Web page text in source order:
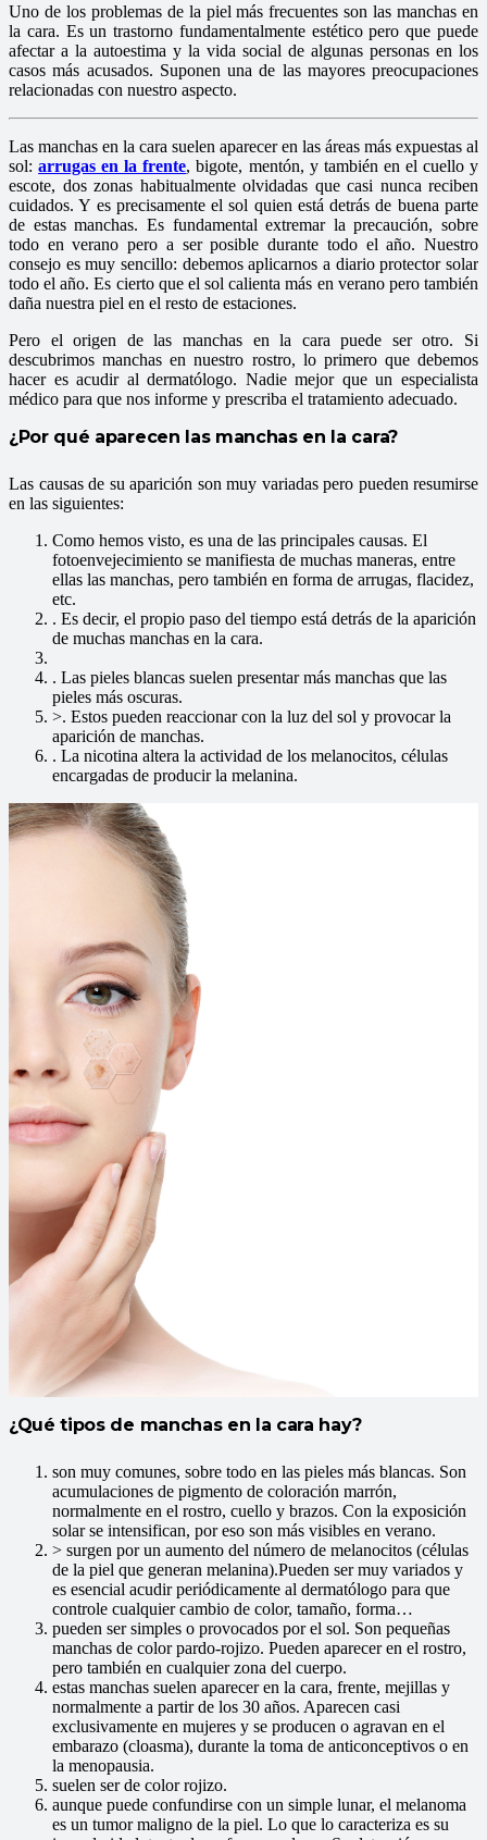
Uno de los problemas de la piel más frecuentes son las manchas en
la cara. Es un trastorno fundamentalmente estético pero que puede
afectar a la autoestima y la vida social de algunas personas en los
casos más acusados. Suponen una de las mayores preocupaciones
relacionadas con nuestro aspecto.
Las manchas en la cara suelen aparecer en las áreas más expuestas al
sol:arrugas en la frente, bigote, mentón, y también en el cuello y
escote, dos zonas habitualmente olvidadas que casi nunca reciben
cuidados. Y es precisamente el sol quien está detrás de buena parte
de estas manchas. Es fundamental extremar la precaución, sobre
todo en verano pero a ser posible durante todo el año. Nuestro
consejo es muy sencillo: debemos aplicarnos a diario protector solar
todo el año. Es cierto que el sol calienta más en verano pero también
daña nuestra piel en el resto de estaciones.
Pero el origen de las manchas en la cara puede ser otro. Si
descubrimos manchas en nuestro rostro, lo primero que debemos
hacer es acudir al dermatólogo. Nadie mejor que un especialista
médico para que nos informe y prescriba el tratamiento adecuado.
¿Por qué aparecen las manchas en la cara?
Las causas de su aparición son muy variadas pero pueden resumirse
en las siguientes:
Como hemos visto, es una de las principales causas. El
fotoenvejecimiento se manifiesta de muchas maneras, entre
ellas las manchas, pero también en forma de arrugas, flacidez,
etc.
. Es decir, el propio paso del tiempo está detrás de la aparición
de muchas manchas en la cara.
. Las pieles blancas suelen presentar más manchas que las
pieles más oscuras.
>. Estos pueden reaccionar con la luz del sol y provocar la
aparición de manchas.
. La nicotina altera la actividad de los melanocitos, células
encargadas de producir la melanina.
¿Qué tipos de manchas en la cara hay?
son muy comunes, sobre todo en las pieles más blancas. Son
acumulaciones de pigmento de coloración marrón,
normalmente en el rostro, cuello y brazos. Con la exposición
solar se intensifican, por eso son más visibles en verano.
> surgen por un aumento del número de melanocitos (células
de la piel que generan melanina).Pueden ser muy variados y
es esencial acudir periódicamente al dermatólogo para que
controle cualquier cambio de color, tamaño, forma…
pueden ser simples o provocados por el sol. Son pequeñas
manchas de color pardo-rojizo. Pueden aparecer en el rostro,
pero también en cualquier zona del cuerpo.
estas manchas suelen aparecer en la cara, frente, mejillas y
normalmente a partir de los 30 años. Aparecen casi
exclusivamente en mujeres y se producen o agravan en el
embarazo (cloasma), durante la toma de anticonceptivos o en
la menopausia.
suelen ser de color rojizo.
aunque puede confundirse con un simple lunar, el melanoma
es un tumor maligno de la piel. Lo que lo caracteriza es su